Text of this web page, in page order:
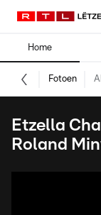
Home
Fotoen
Etzella
Roland